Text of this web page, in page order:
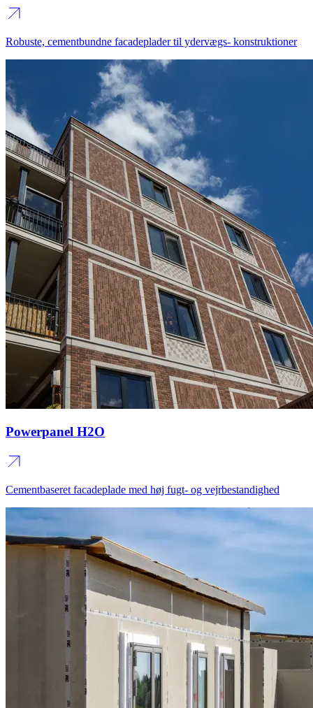
Robuste, cementbundne facadeplader til ydervægs- konstruktioner
Powerpanel H2O
Cementbaseret facadeplade med høj fugt‑ og vejrbestandighed